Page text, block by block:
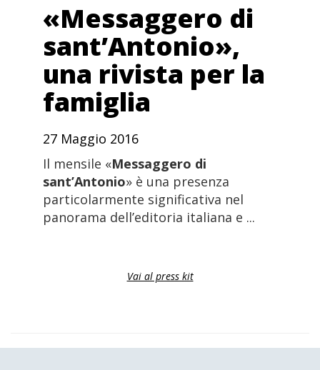
«Messaggero di
sant’Antonio»,
una rivista per la
famiglia
27 Maggio 2016
Il mensile «Messaggero di
sant’Antonio» è una presenza
particolarmente significativa nel
panorama dell’editoria italiana e ...
Vai al press kit